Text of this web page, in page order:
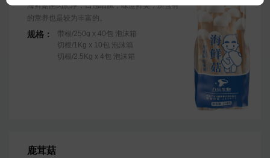
海鲜菇菌肉肥厚，口感细腻，味道鲜美，所含有
的营养也是较为丰富的。
规格：
带根/250g x 40包 泡沫箱
切根/1Kg x 10包 泡沫箱
切根/2.5Kg x 4包 泡沫箱
鹿茸菇